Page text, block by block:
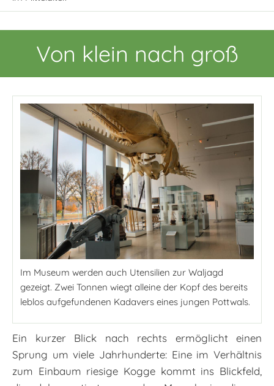
Von klein nach groß
Im Museum werden auch Utensilien zur Waljagd
gezeigt. Zwei Tonnen wiegt alleine der Kopf des bereits
leblos aufgefundenen Kadavers eines jungen Pottwals.
Ein kurzer Blick nach rechts ermöglicht einen
Sprung um viele Jahrhunderte: Eine im Verhältnis
zum Einbaum riesige Kogge kommt ins Blickfeld,